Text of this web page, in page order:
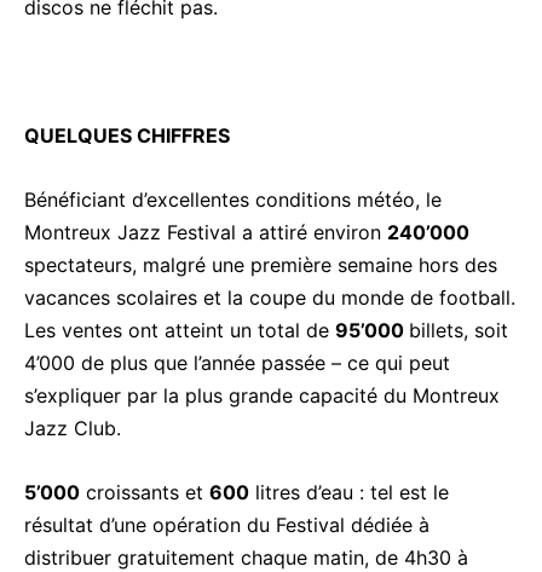
discos ne fléchit pas.
QUELQUES CHIFFRES
Bénéficiant d’excellentes conditions météo, le
Montreux Jazz Festival a attiré environ 240’000
spectateurs, malgré une première semaine hors des
vacances scolaires et la coupe du monde de football.
Les ventes ont atteint un total de 95’000 billets, soit
4’000 de plus que l’année passée – ce qui peut
s’expliquer par la plus grande capacité du Montreux
Jazz Club.
5’000 croissants et 600 litres d’eau : tel est le
résultat d’une opération du Festival dédiée à
distribuer gratuitement chaque matin, de 4h30 à